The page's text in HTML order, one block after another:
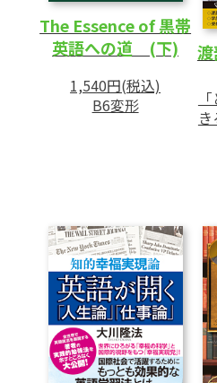
やす
キーワードは「膨大
トプット」
第3章 TOEIC990点の
1 「正しい英語」と
「REGISTER」に応
上下関係に応じたコ
日本人が気を付け
「COLLOCATION」と
2 対人関係で大切な
語圏のマナー」
言いにくいことを伝
The Essence of 黒帯
英語への道 (下)
1,540円(税込)
B6変形
き